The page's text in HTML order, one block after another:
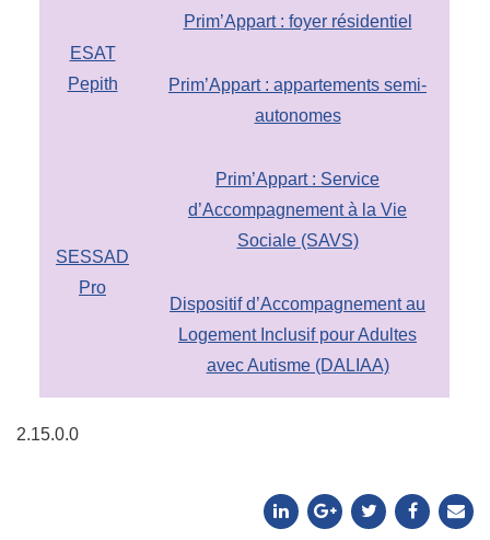
ESAT
Pepith
Prim’Appart : foyer résidentiel
Prim’Appart : appartements semi-
autonomes
SESSAD
Pro
Prim’Appart : Service
d’Accompagnement à la Vie
Sociale (SAVS)
Dispositif d’Accompagnement au
Logement Inclusif pour Adultes
avec Autisme (DALIAA)
2.15.0.0